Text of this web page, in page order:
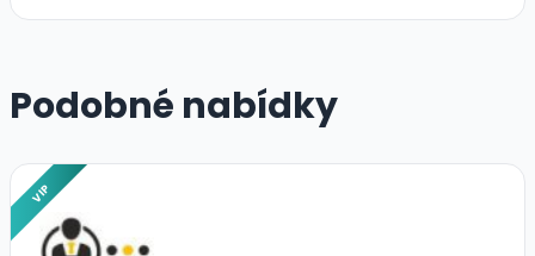
Podobné nabídky
VIP